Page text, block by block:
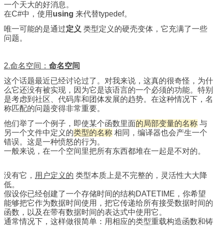
一个天大的好消息。
在C#中，使用 using 来代替typedef。
唯一可能的是通过定义 类型定义的硬壳变体，它充满了一些
问题。
2.命名空间： 命名空间
这个话题最近已经讨论过了。对我来说，这真的很奇怪，为什
么它还没有被实现，因为它是该语言的一个必须的功能。特别
是考虑到社区、代码库和团体发展的趋势。在这种情况下，名
称匹配的问题变得非常重要。
他们举了一个例子，即使某个函数里面的局部变量的名称 与
另一个文件中定义的类型的名称 相同，编译器也会产生一个
错误。这是一种愤怒的行为。
一般来说，在一个空间里把所有东西都堆在一起是不对的。
没有它， 用户定义的 类型本质上是不完整的，灵活性大大降
低。
假设你已经创建了一个存储时间的结构DATETIME，你希望
能够把它作为数据时间使用，把它传递给所有接受数据时间的
函数，以及在带有数据时间的表达式中使用它。
通常情况下，这样做很简单：用相应的类型重载构造函数和铸